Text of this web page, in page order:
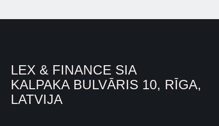
LEX & FINANCE SIA
KALPAKA BULVĀRIS 10, RĪGA,
LATVIJA